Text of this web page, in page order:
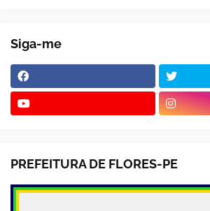
Siga-me
PREFEITURA DE FLORES-PE